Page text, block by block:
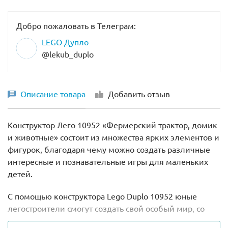
Добро пожаловать в Телеграм:
LEGO Дупло
@lekub_duplo
Описание товара Добавить отзыв
Конструктор Лего 10952 «Фермерский трактор, домик
и животные» состоит из множества ярких элементов и
фигурок, благодаря чему можно создать различные
интересные и познавательные игры для маленьких
детей.
С помощью конструктора Lego Duplo 10952 юные
легостроители смогут создать свой особый мир, со
множеством интересных построек, с домашними